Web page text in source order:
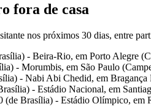
fora de casa
nos próximos 30 dias, entre
- Beira-Rio, em Porto Alegre
- Morumbis, em São Paulo
- Nabi Abi Chedid, em Bragança
- Estádio Nacional, em
Brasília) - Estádio Olímpico, em